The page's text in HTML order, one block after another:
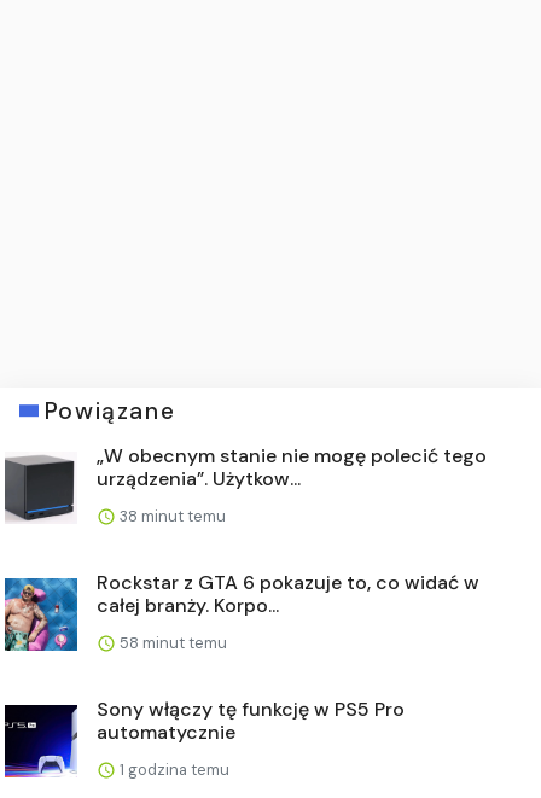
Powiązane
„W obecnym stanie nie mogę polecić tego
urządzenia”. Użytkow...
38 minut temu
Rockstar z GTA 6 pokazuje to, co widać w
całej branży. Korpo...
58 minut temu
Sony włączy tę funkcję w PS5 Pro
automatycznie
1 godzina temu